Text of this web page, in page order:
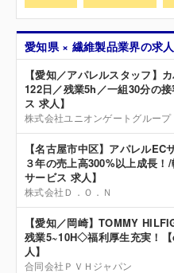
愛知県 × 繊維製品業界の求人
【愛知／アパレルスタッフ】
122日／残業5h／一組30分の
ス 求人】
株式会社ユニオンゲートグループ
【名古屋市中区】アパレル
３年の売上高300%以上成長
サービス 求人】
株式会社Ｄ．Ｏ．Ｎ
【愛知／岡崎】TOMMY
残業5~10H◇福利厚生充実！
人】
合同会社ＰＶＨジャパン